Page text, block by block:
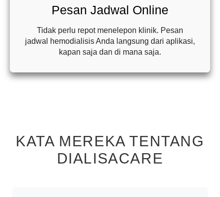
Pesan Jadwal Online
Tidak perlu repot menelepon klinik. Pesan
jadwal hemodialisis Anda langsung dari aplikasi,
kapan saja dan di mana saja.
KATA MEREKA TENTANG
DIALISACARE